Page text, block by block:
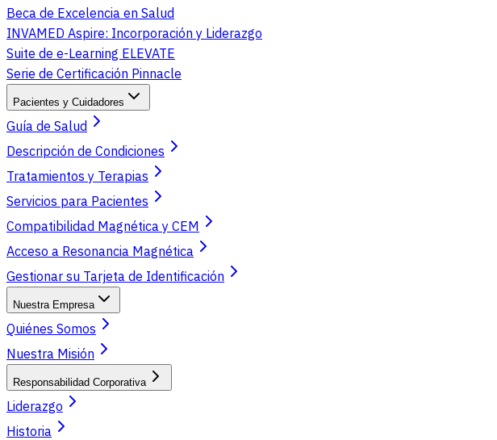
Beca de Excelencia en Salud
INVAMED Aspire: Incorporación y Liderazgo
Suite de e-Learning ELEVATE
Serie de Certificación Pinnacle
Pacientes y Cuidadores
Guía de Salud
Descripción de Condiciones
Tratamientos y Terapias
Servicios para Pacientes
Compatibilidad Magnética y CEM
Acceso a Resonancia Magnética
Gestionar su Tarjeta de Identificación
Nuestra Empresa
Quiénes Somos
Nuestra Misión
Responsabilidad Corporativa
Liderazgo
Historia